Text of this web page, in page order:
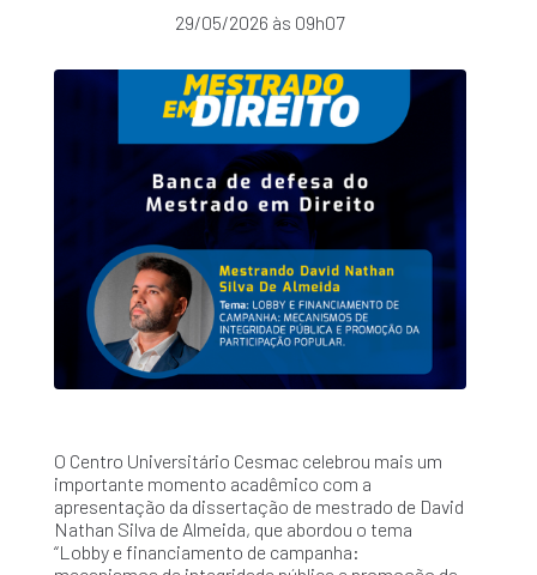
29/05/2026 às 09h07
O Centro Universitário Cesmac celebrou mais um
importante momento acadêmico com a
apresentação da dissertação de mestrado de David
Nathan Silva de Almeida, que abordou o tema
“Lobby e financiamento de campanha: